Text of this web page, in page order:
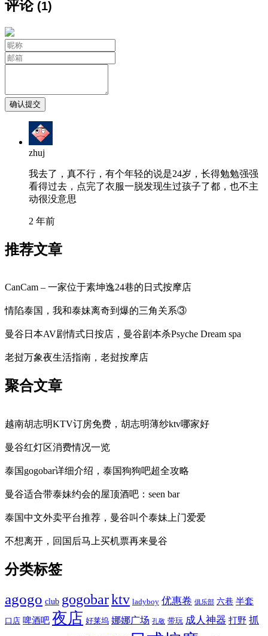
评论(1)
zhuj
我去了，真不行，有个年轻的说是24岁，长得勉勉强强
看得过去，点完了衣服一脱发现生过孩子了都，也不主
动很没意思
2 年前
推荐文章
CanCam – 一家位于素坤逸24巷的日式按摩店
情陷泰国，我和泰妹离奇到爆的三角关系③
曼谷日本AV剧情式日按店，曼谷剧本杀Psyche Dream spa
老挝万象夜生活指南，老挝按摩店
聚合文章
越南胡志明KTV订房免费，胡志明薄纱ktv哪家好
曼谷红灯区消费情况一览
泰国gogobar详细介绍，泰国狗狗吧超全攻略
曼谷适合带泰妹约会的屋顶酒吧：seen bar
泰国中文外卖平台推荐，曼谷叫个泰妹上门爱爱
不想离开，回国后马上买机票再来曼谷
分类标签
agogo club gogobarktv ladyboy 优惠卷 俱乐部 六巷 半套
口店 啤酒吧 夜店 好莱坞 娜娜广场 孔敬 带玩 成人神器 打野 抓